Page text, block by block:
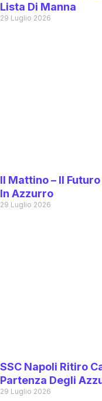
Lista Di Manna
29 Luglio 2026
Il Mattino – Il
In Azzurro
29 Luglio 2026
SSC Napoli Ritiro
Partenza Degli
29 Luglio 2026